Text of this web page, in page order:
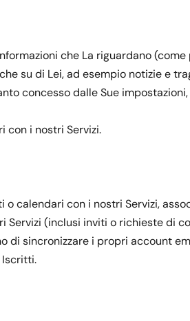
che La riguardano
su di Lei, ad esempio notizie e
concesso dalle Sue
con i nostri Servizi.
calendari con i nostri Servizi,
(inclusi inviti o richieste di
sincronizzare i propri account
Iscritti.